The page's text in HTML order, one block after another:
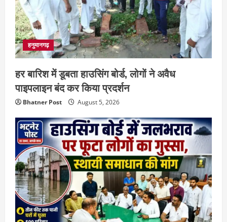
हनुमानगढ़
हर बारिश में डूबता हाउसिंग बोर्ड, लोगों ने अवैध
पाइपलाइन बंद कर किया प्रदर्शन
Bhatner Post August 5, 2026